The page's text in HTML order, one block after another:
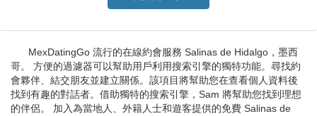
MexDatingGo 流行的在線約會服務 Salinas de Hidalgo，墨西
哥。 方便的過濾器可以幫助用戶利用搜索引擎的獨特功能。尋找約
會夥伴、結交朋友並建立關係。該項目將幫助您在查看個人資料後
找到有趣的對話者。借助獨特的搜索引擎，Sam 將幫助您找到理想
的伴侶。 加入為當地人、外籍人士和遊客提供的免費 Salinas de